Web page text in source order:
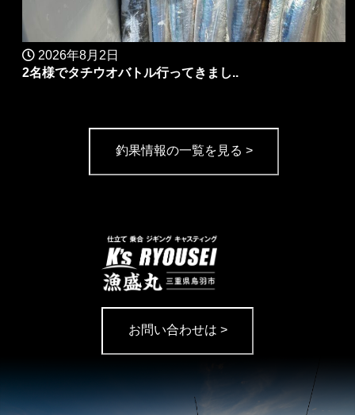
2026年8月2日
2名様でタチウオバトル行ってきまし..
釣果情報の一覧を見る >
お問い合わせは >